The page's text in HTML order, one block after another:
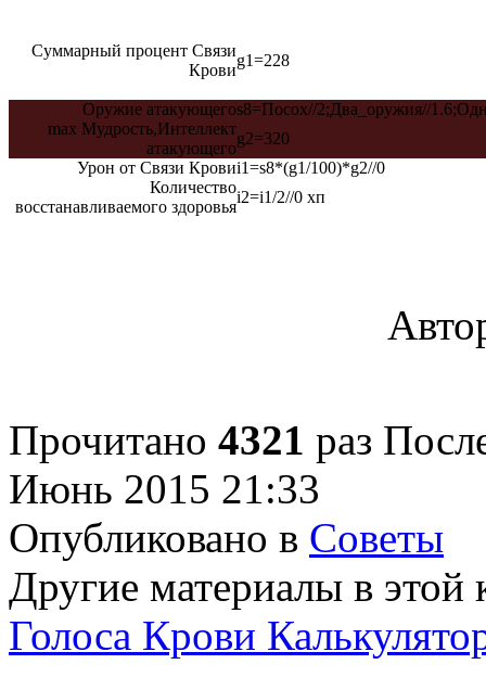
Суммарный процент Связи
Крови
g1=228
Оружие атакующегоs8=Посох//2;Два_оружия//
max Мудрость,Интеллект
атакующего
g2=320
Урон от Связи Кровиi1=s8*(g1/100)*g2//0
Количество
восстанавливаемого здоровья
i2=i1/2//0 хп
Прочитано 4321 раз
Июнь 2015 21:33
Опубликовано в Советы
Другие материалы в этой
Голоса Крови